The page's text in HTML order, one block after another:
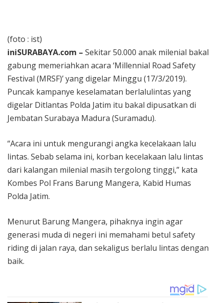
(foto : ist)
iniSURABAYA.com – Sekitar 50.000 anak milenial bakal
gabung memeriahkan acara ‘Millennial Road Safety
Festival (MRSF)’ yang digelar Minggu (17/3/2019).
Puncak kampanye keselamatan berlalulintas yang
digelar Ditlantas Polda Jatim itu bakal dipusatkan di
Jembatan Surabaya Madura (Suramadu).
“Acara ini untuk mengurangi angka kecelakaan lalu
lintas. Sebab selama ini, korban kecelakaan lalu lintas
dari kalangan milenial masih tergolong tinggi,” kata
Kombes Pol Frans Barung Mangera, Kabid Humas
Polda Jatim.
Menurut Barung Mangera, pihaknya ingin agar
generasi muda di negeri ini memahami betul safety
riding di jalan raya, dan sekaligus berlalu lintas dengan
baik.